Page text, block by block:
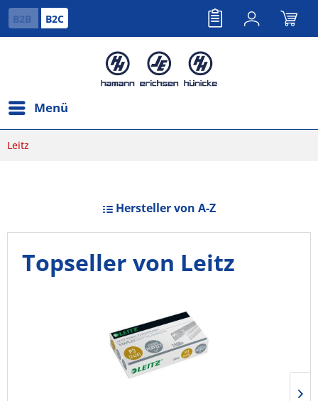
B2B B2C
Menü
Leitz
Hersteller von A-Z
Topseller von Leitz